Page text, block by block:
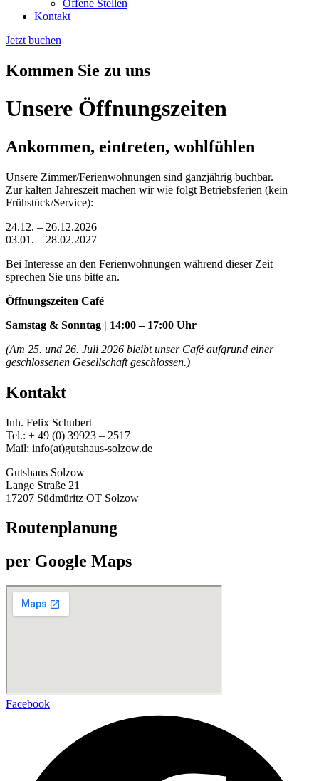
Offene Stellen
Kontakt
Jetzt buchen
Kommen Sie zu uns
Unsere Öffnungszeiten
Ankommen, eintreten, wohlfühlen
Unsere Zimmer/Ferienwohnungen sind ganzjährig buchbar.
Zur kalten Jahreszeit machen wir wie folgt Betriebsferien (kein
Frühstück/Service):
24.12. – 26.12.2026
03.01. – 28.02.2027
Bei Interesse an den Ferienwohnungen während dieser Zeit
sprechen Sie uns bitte an.
Öffnungszeiten Café
Samstag & Sonntag | 14:00 – 17:00 Uhr
(Am 25. und 26. Juli 2026 bleibt unser Café aufgrund einer
geschlossenen Gesellschaft geschlossen.)
Kontakt
Inh. Felix Schubert
Tel.: + 49 (0) 39923 – 2517
Mail: info(at)gutshaus-solzow.de
Gutshaus Solzow
Lange Straße 21
17207 Südmüritz OT Solzow
Routenplanung
per Google Maps
Facebook